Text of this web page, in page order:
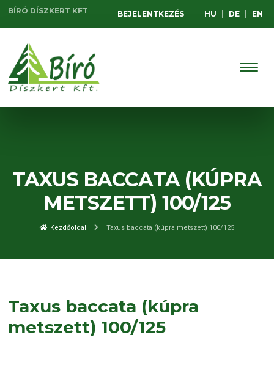
BÍRÓ DÍSZKERT KFT BEJELENTKEZÉS HU DE EN
TAXUS BACCATA (KÚPRA
METSZETT) 100/125
Kezdőoldal Taxus baccata (kúpra metszett) 100/125
Taxus baccata (kúpra
metszett) 100/125